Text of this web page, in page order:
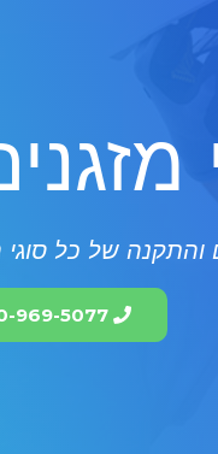
והתקנה של כל סוגי
969-5077